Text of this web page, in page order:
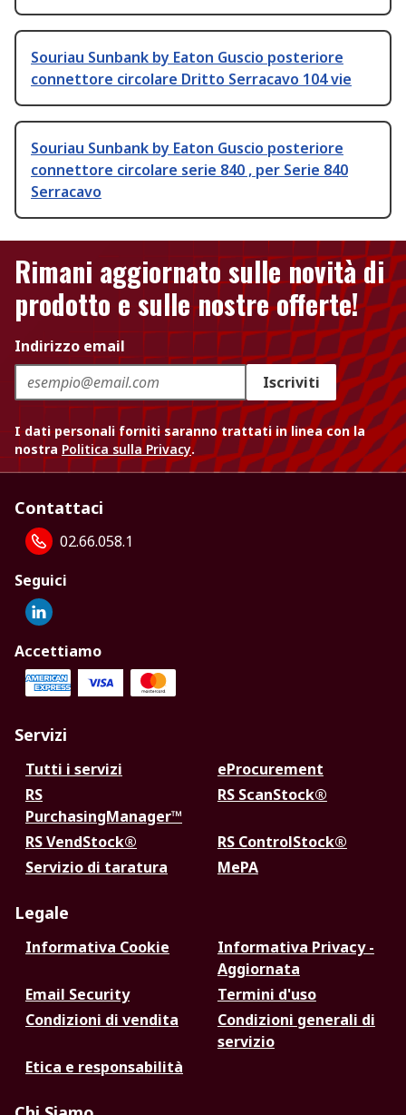
Souriau Sunbank by Eaton Guscio posteriore
connettore circolare Dritto Serracavo 104 vie
Souriau Sunbank by Eaton Guscio posteriore
connettore circolare serie 840 , per Serie 840
Serracavo
Rimani aggiornato sulle novità di
prodotto e sulle nostre offerte!
Indirizzo email
Iscriviti
I dati personali forniti saranno trattati in linea con la
nostra Politica sulla Privacy.
Contattaci
02.66.058.1
Seguici
Accettiamo
Servizi
Tutti i servizi
eProcurement
RS
PurchasingManager™
RS ScanStock®
RS VendStock®
RS ControlStock®
Servizio di taratura
MePA
Legale
Informativa Cookie
Informativa Privacy -
Aggiornata
Email Security
Termini d'uso
Condizioni di vendita
Condizioni generali di
servizio
Etica e responsabilità